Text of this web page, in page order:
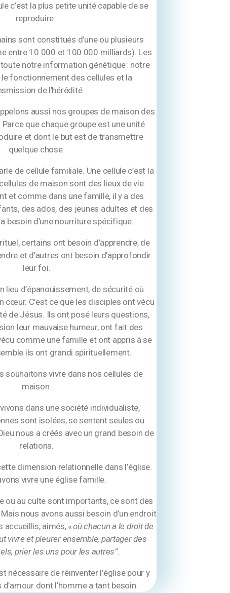
c’est la plus petite unité capable de se
reproduire.
sont constitués d’une ou plusieurs
entre 10 000 et 100 000 milliards). Les
notre information génétique : notre
le fonctionnement des cellules et la
de l’hérédité.
aussi nos groupes de maison des
que chaque groupe est une unité
et dont le but est de transmettre
quelque chose.
de cellule familiale. Une cellule c’est la
de maison sont des lieux de vie.
et comme dans une famille, il y a des
des ados, des jeunes adultes et des
besoin d’une nourriture spécifique.
certains ont besoin d’apprendre, de
et d’autres ont besoin d’approfondir
leur foi.
lieu d’épanouissement, de sécurité où
cœur. C’est ce que les disciples ont vécu
de Jésus. Ils ont posé leurs questions,
leur mauvaise humeur, ont fait des
comme une famille et ont appris à se
ils ont grandi spirituellement.
souhaitons vivre dans nos cellules de
maison.
dans une société individualiste,
sont isolées, se sentent seules ou
nous a créés avec un grand besoin de
relations.
dimension relationnelle dans l’église.
vivre une église famille.
ou au culte sont importants, ce sont des
nous avons aussi besoin d’un endroit
accueillis, aimés, «où chacun a le droit de
vivre et pleurer ensemble, partager des
prier les uns pour les autres”.
nécessaire de réinventer l’église pour y
dont l’homme a tant besoin.